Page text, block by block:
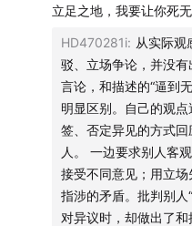
立足之地，我要让你死
HD470281i: 从实际观
驳、立场争论，并没
言论，和描述的“逼到
明显区别。自己的观
签、否定异见的方式
人。 一边要求别人客
接受不同意见；用立
指涉的矛盾。批判别人
对异议时，却做出了